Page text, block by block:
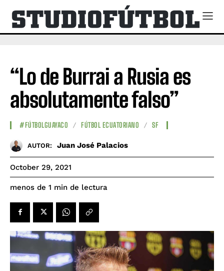
“Lo de Burrai a Rusia es
absolutamente falso”
#FÚTBOLGUAYACO FÚTBOL ECUATORIANO SF
AUTOR: Juan José Palacios
October 29, 2021
menos de 1 min de lectura